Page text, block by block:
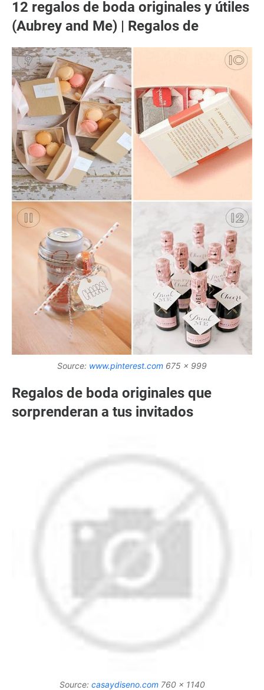
12 regalos de boda originales y útiles
(Aubrey and Me) | Regalos de
Source: www.pinterest.com 675 x 999
Regalos de boda originales que
sorprenderan a tus invitados
Source: casaydiseno.com760 x 1140